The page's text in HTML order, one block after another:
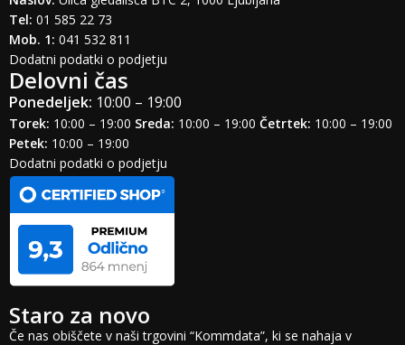
Tel: 01 585 22 73
Mob. 1: 041 532 811
Dodatni podatki o podjetju
Delovni čas
Ponedeljek: 10:00 – 19:00
Torek: 10:00 – 19:00 Sreda: 10:00 – 19:00 Četrtek: 10:00 – 19:00
Petek: 10:00 – 19:00
Dodatni podatki o podjetju
Staro za novo
Če nas obiščete v naši trgovini “Kommdata”, ki se nahaja v